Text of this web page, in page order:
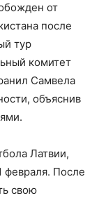
от
после
тур
комитет
Самвела
объяснив
Латвии,
февраля. После
свою